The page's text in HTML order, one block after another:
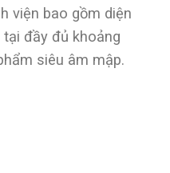
viện bao gồm diện
đầy đủ khoảng
siêu âm mập.